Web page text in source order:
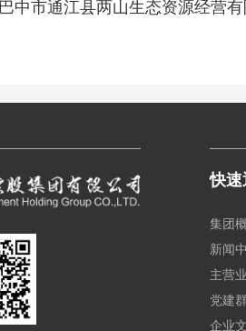
巴中市通江县两山生态资源经营有
快速
集团
新闻
主营
党建
企业